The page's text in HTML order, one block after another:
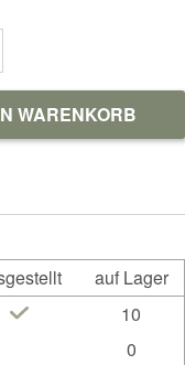
Wert
WARENKORB
auf Lager
10
0